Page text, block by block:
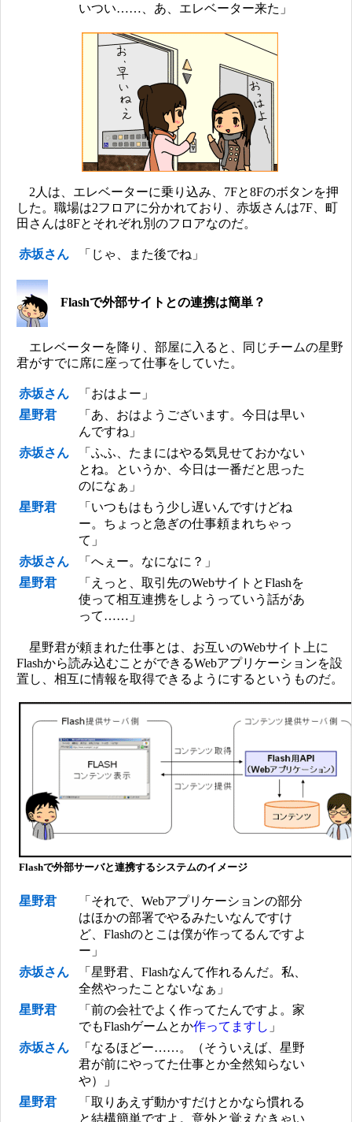
いつい……、あ、エレベーター来た」
2人は、エレベーターに乗り込み、7Fと8Fのボタンを押
した。職場は2フロアに分かれており、赤坂さんは7F、町
田さんは8Fとそれぞれ別のフロアなのだ。
赤坂さん 「じゃ、また後でね」
Flashで外部サイトとの連携は簡単？
エレベーターを降り、部屋に入ると、同じチームの星野
君がすでに席に座って仕事をしていた。
赤坂さん
「おはよー」
星野君
「あ、おはようございます。今日は早い
んですね」
赤坂さん
「ふふ、たまにはやる気見せておかない
とね。というか、今日は一番だと思った
のになぁ」
星野君
「いつもはもう少し遅いんですけどね
ー。ちょっと急ぎの仕事頼まれちゃっ
て」
赤坂さん
「へぇー。なになに？」
星野君
「えっと、取引先のWebサイトとFlashを
使って相互連携をしようっていう話があ
って……」
星野君が頼まれた仕事とは、お互いのWebサイト上に
Flashから読み込むことができるWebアプリケーションを設
置し、相互に情報を取得できるようにするというものだ。
Flashで外部サーバと連携するシステムのイメージ
星野君
「それで、Webアプリケーションの部分
はほかの部署でやるみたいなんですけ
ど、Flashのとこは僕が作ってるんですよ
ー」
赤坂さん
「星野君、Flashなんて作れるんだ。私、
全然やったことないなぁ」
星野君
「前の会社でよく作ってたんですよ。家
でもFlashゲームとか作ってますし 」
赤坂さん
「なるほどー……。（そういえば、星野
君が前にやってた仕事とか全然知らない
や）」
星野君
「取りあえず動かすだけとかなら慣れる
と結構簡単ですよ。意外と覚えなきゃい